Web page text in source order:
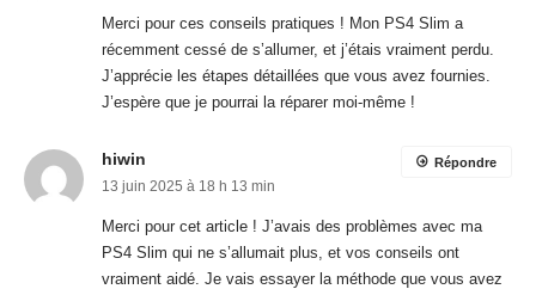
Merci pour ces conseils pratiques ! Mon PS4 Slim a
récemment cessé de s’allumer, et j’étais vraiment perdu.
J’apprécie les étapes détaillées que vous avez fournies.
J’espère que je pourrai la réparer moi-même !
hiwin
13 juin 2025 à 18 h 13 min
Merci pour cet article ! J’avais des problèmes avec ma
PS4 Slim qui ne s’allumait plus, et vos conseils ont
vraiment aidé. Je vais essayer la méthode que vous avez
Répondre